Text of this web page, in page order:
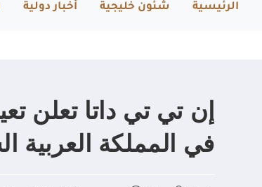
الرئيسية شئون خليجية أخبار دولية
إن تي تي داتا تعلن
في المملكة العربية